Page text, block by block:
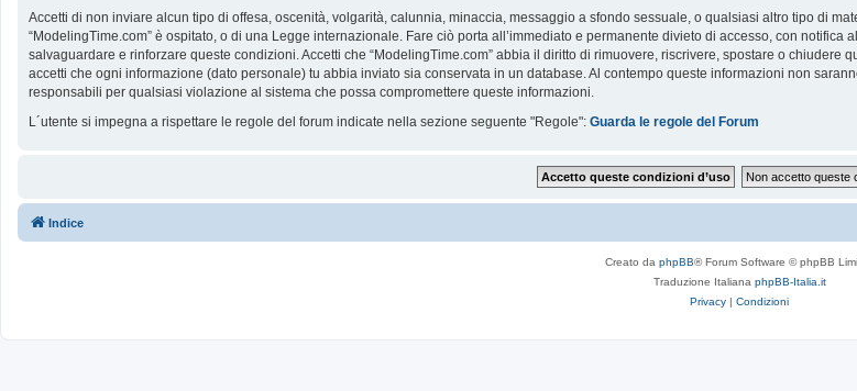
Accetti di non inviare alcun tipo di offesa, oscenità, volgarità, calunnia, minaccia, messaggio a sfondo sessuale, o qualsiasi altro tipo di
“ModelingTime.com” è ospitato, o di una Legge internazionale. Fare ciò porta all’immediato e permanente divieto di accesso, con
salvaguardare e rinforzare queste condizioni. Accetti che “ModelingTime.com” abbia il diritto di rimuovere, riscrivere, spostare o
accetti che ogni informazione (dato personale) tu abbia inviato sia conservata in un database. Al contempo queste informazioni non
responsabili per qualsiasi violazione al sistema che possa compromettere queste informazioni.
L´utente si impegna a rispettare le regole del forum indicate nella sezione seguente "Regole": Guarda le regole del Forum
Indice
Creato da phpBB® Forum Software © phpBB
Traduzione Italiana phpBB-Italia.it
Privacy | Condizioni